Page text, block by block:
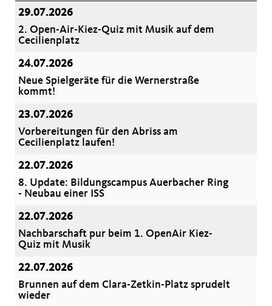
29.07.2026
2. Open-Air-Kiez-Quiz mit Musik auf dem
Cecilienplatz
24.07.2026
Neue Spielgeräte für die Wernerstraße
kommt!
23.07.2026
Vorbereitungen für den Abriss am
Cecilienplatz laufen!
22.07.2026
8. Update: Bildungscampus Auerbacher Ring
- Neubau einer ISS
22.07.2026
Nachbarschaft pur beim 1. OpenAir Kiez-
Quiz mit Musik
22.07.2026
Brunnen auf dem Clara-Zetkin-Platz sprudelt
wieder